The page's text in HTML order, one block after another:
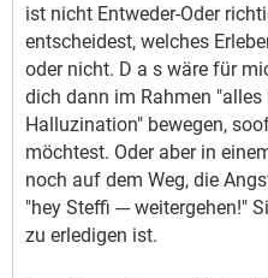
ist nicht Entweder-Oder
entscheidest, welches
oder nicht. D a s wäre für
dich dann im Rahmen
Halluzination" bewegen,
möchtest. Oder aber in
noch auf dem Weg, die
"hey Steffi --- weitergehen!"
zu erledigen ist.